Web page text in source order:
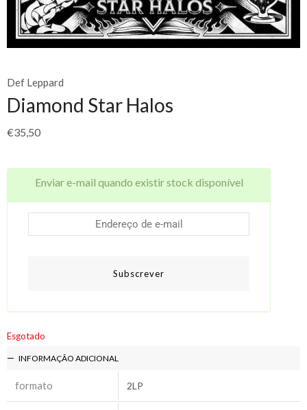
Def Leppard
Diamond Star Halos
€35,50
Enviar e-mail quando existir stock disponível
Subscrever
Esgotado
INFORMAÇÃO ADICIONAL
formato 2LP